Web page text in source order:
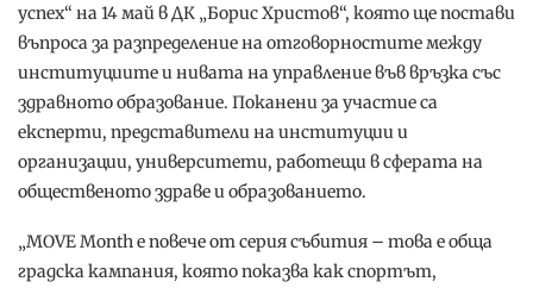
успех“ на 14 май в ДК „Борис Христов“, която ще постави
въпроса за разпределение на отговорностите между
институциите и нивата на управление във връзка със
здравното образование. Поканени за участие са
експерти, представители на институции и
организации, университети, работещи в сферата на
общественото здраве и образованието.
„MOVE Month е повече от серия събития – това е обща
градска кампания, която показва как спортът,